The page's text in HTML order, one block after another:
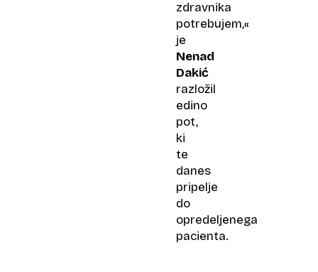
zdravnika
potrebujem,«
je
Nenad
Dakić
razložil
edino
pot,
ki
te
danes
pripelje
do
opredeljenega
pacienta.